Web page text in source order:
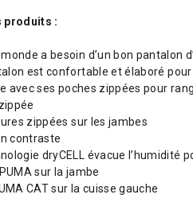
produits :
a besoin d’un bon
est confortable et élaboré pour
avec ses poches zippées pour
zippées sur les jambes
contraste
dryCELL évacue l’humidité
sur la jambe
CAT sur la cuisse gauche